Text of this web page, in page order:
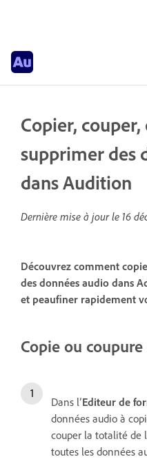
Copier,
supprimer des
dans Audition
Dernière mise à jour le 16
Découvrez comment
des données audio dans
et peaufiner rapidement
Copie ou
Dans l’Editeur de
données audio à
couper la totalité de
toutes les données